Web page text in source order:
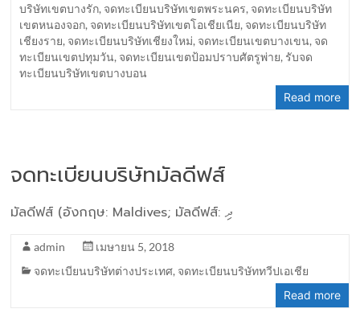
บริษัทเขตบางรัก, จดทะเบียนบริษัทเขตพระนคร, จดทะเบียนบริษัท
เขตหนองจอก, จดทะเบียนบริษัทเขตโอเชียเนีย, จดทะเบียนบริษัท
เชียงราย, จดทะเบียนบริษัทเชียงใหม่, จดทะเบียนเขตบางเขน, จด
ทะเบียนเขตปทุมวัน, จดทะเบียนเขตป้อมปราบศัตรูพ่าย, รับจด
ทะเบียนบริษัทเขตบางบอน
Read more
จดทะเบียนบริษัทมัลดีฟส์
มัลดีฟส์ (อังกฤษ: Maldives; มัลดีฟส์: ދި
admin
เมษายน 5, 2018
จดทะเบียนบริษัทต่างประเทศ, จดทะเบียนบริษัททวีปเอเชีย
Read more